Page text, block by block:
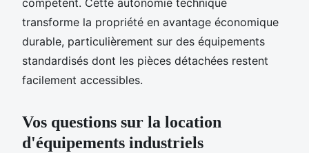
compétent. Cette autonomie technique
transforme la propriété en avantage économique
durable, particulièrement sur des équipements
standardisés dont les pièces détachées restent
facilement accessibles.
Vos questions sur la location
d'équipements industriels